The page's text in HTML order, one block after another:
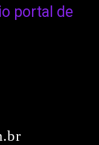
portal de